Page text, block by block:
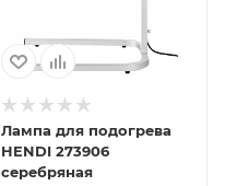
Лампа для подогрева
HENDI 273906
серебряная